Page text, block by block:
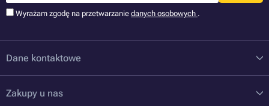
Wyrażam zgodę na przetwarzanie danych osobowych .
Dane kontaktowe
Zakupy u nas